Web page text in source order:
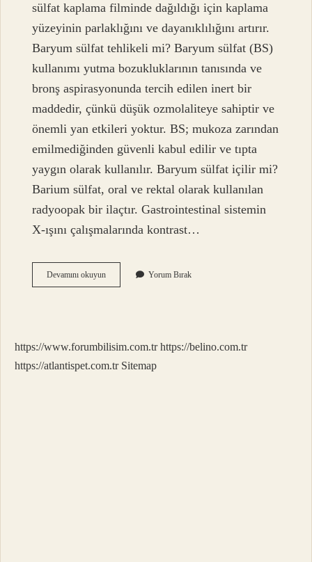
sülfat kaplama filminde dağıldığı için kaplama
yüzeyinin parlaklığını ve dayanıklılığını artırır.
Baryum sülfat tehlikeli mi? Baryum sülfat (BS)
kullanımı yutma bozukluklarının tanısında ve
bronş aspirasyonunda tercih edilen inert bir
maddedir, çünkü düşük ozmolaliteye sahiptir ve
önemli yan etkileri yoktur. BS; mukoza zarından
emilmediğinden güvenli kabul edilir ve tıpta
yaygın olarak kullanılır. Baryum sülfat içilir mi?
Barium sülfat, oral ve rektal olarak kullanılan
radyoopak bir ilaçtır. Gastrointestinal sistemin
X-ışını çalışmalarında kontrast…
Devamını okuyunBaryum
Sülfat
Yorum Bırak
https://www.forumbilisim.com.tr https://belino.com.tr
https://atlantispet.com.tr Sitemap